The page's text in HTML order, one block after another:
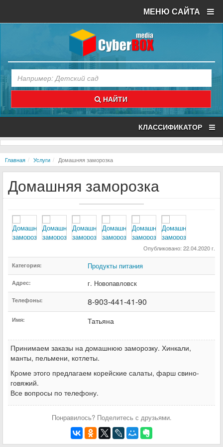
МЕНЮ САЙТА
НАЙТИ
КЛАССИФИКАТОР
Главная Услуги Домашняя заморозка
Домашняя заморозка
Опубликовано: 22.04.2020 г.
Категория: Продукты питания
Адрес: г. Новопавловск
Телефоны: 8-903-441-41-90
Имя: Татьяна
Принимаем заказы на домашнюю заморозку. Хинкали,
манты, пельмени, котлеты.
Кроме этого предлагаем корейские салаты, фарш свино-
говяжий.
Все вопросы по телефону.
Понравилось? Поделитесь с друзьями.